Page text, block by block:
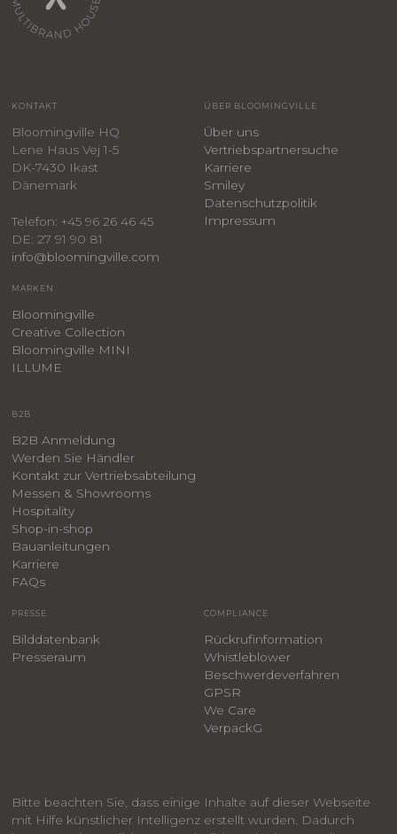
KONTAKT
Bloomingville HQ
Lene Haus Vej 1-5
DK-7430 Ikast
Dänemark
Telefon: +45 96 26 46 45
DE: 27 91 90 81
info@bloomingville.com
ÜBER BLOOMINGVILLE
Über uns
Vertriebspartnersuche
Karriere
Smiley
​Datenschutzpolitik
Impressum
MARKEN
Bloomingville
Creative Collection
Bloomingville MINI
ILLUME
B2B
B2B Anmeldung
Werden Sie Händler
Kontakt zur Vertriebsabteilung
Messen & Showrooms
Hospitality
Shop-in-shop
Bauanleitungen
​Karriere
FAQs
PRESSE
Bilddatenbank
Presseraum
COMPLIANCE
Rückrufinformation
Whistleblower
​Beschwerdeverfahren
GPSR
We Care
VerpackG
Bitte beachten Sie, dass einige Inhalte auf dieser Webseite
mit Hilfe künstlicher Intelligenz erstellt wurden. Dadurch